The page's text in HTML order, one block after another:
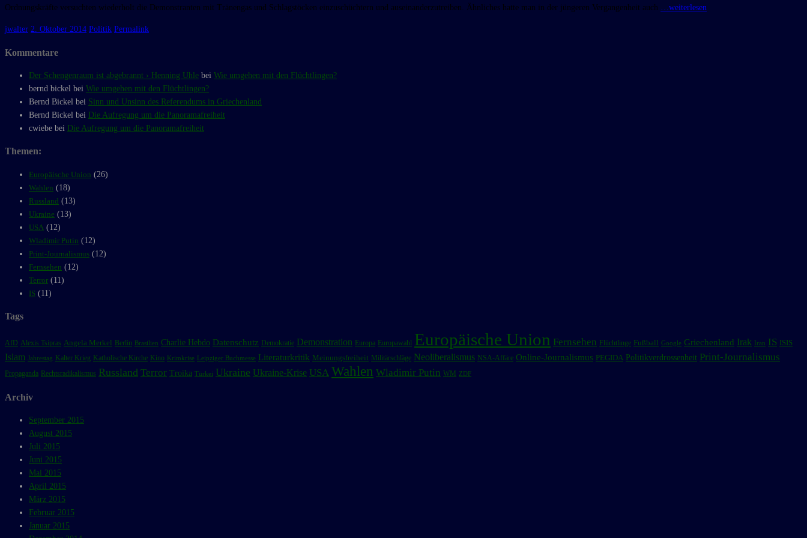
Ordnungskräfte versuchten wiederholt die Demonstranten mit Tränengas und Schlagstöcken einzuschüchtern und auseinanderzutreiben. Ähnliches hatte man in der jüngeren Vergangenheit auch …weiterlesen
jwalter 2. Oktober 2014 Politik Permalink
Kommentare
Der Schengenraum ist abgebrannt › Henning Uhle bei Wie umgehen mit den Flüchtlingen?
bernd bickel bei Wie umgehen mit den Flüchtlingen?
Bernd Bickel bei Sinn und Unsinn des Referendums in Griechenland
Bernd Bickel bei Die Aufregung um die Panoramafreiheit
cwiebe bei Die Aufregung um die Panoramafreiheit
Themen:
Europäische Union (26)
Wahlen (18)
Russland (13)
Ukraine (13)
USA (12)
Wladimir Putin (12)
Print-Journalismus (12)
Fernsehen (12)
Terror (11)
IS (11)
Tags
AfD Alexis Tsipras Angela Merkel Berlin Brasilien Charlie Hebdo Datenschutz Demokratie Demonstration Europa Europawahl Europäische Union Fernsehen Flüchtlinge Fußball Google Griechenland Irak Iran IS ISIS
Islam Jahrestag Kalter Krieg Katholische Kirche Kino Krimkrise Leipziger Buchmesse Literaturkritik Meinungsfreiheit Militärschläge Neoliberalismus NSA-Affäre Online-Journalismus PEGIDA Politikverdrossenheit Print-Journalismus
Propaganda Rechtsradikalismus Russland Terror Troika Türkei Ukraine Ukraine-Krise USA Wahlen Wladimir Putin WM ZDF
Archiv
September 2015
August 2015
Juli 2015
Juni 2015
Mai 2015
April 2015
März 2015
Februar 2015
Januar 2015